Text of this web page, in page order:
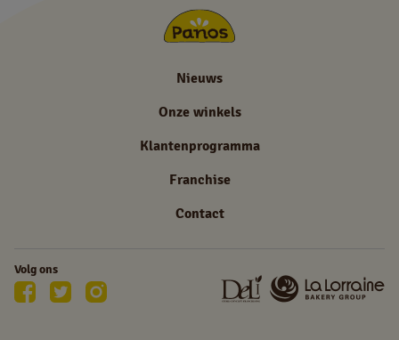
Volg ons
Nieuws
Onze winkels
Klantenprogramma
Franchise
Contact